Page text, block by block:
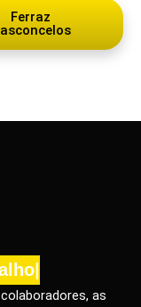
Ferraz
as